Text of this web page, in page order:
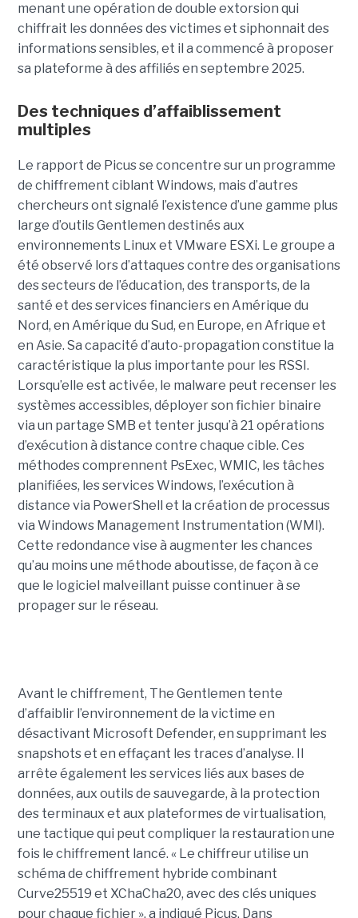
menant une opération de double extorsion qui
chiffrait les données des victimes et siphonnait des
informations sensibles, et il a commencé à proposer
sa plateforme à des affiliés en septembre 2025.
Des techniques d’affaiblissement
multiples
Le rapport de Picus se concentre sur un programme
de chiffrement ciblant Windows, mais d’autres
chercheurs ont signalé l’existence d’une gamme plus
large d’outils Gentlemen destinés aux
environnements Linux et VMware ESXi. Le groupe a
été observé lors d’attaques contre des organisations
des secteurs de l’éducation, des transports, de la
santé et des services financiers en Amérique du
Nord, en Amérique du Sud, en Europe, en Afrique et
en Asie. Sa capacité d’auto-propagation constitue la
caractéristique la plus importante pour les RSSI.
Lorsqu’elle est activée, le malware peut recenser les
systèmes accessibles, déployer son fichier binaire
via un partage SMB et tenter jusqu’à 21 opérations
d’exécution à distance contre chaque cible. Ces
méthodes comprennent PsExec, WMIC, les tâches
planifiées, les services Windows, l’exécution à
distance via PowerShell et la création de processus
via Windows Management Instrumentation (WMI).
Cette redondance vise à augmenter les chances
qu’au moins une méthode aboutisse, de façon à ce
que le logiciel malveillant puisse continuer à se
propager sur le réseau.
Avant le chiffrement, The Gentlemen tente
d’affaiblir l’environnement de la victime en
désactivant Microsoft Defender, en supprimant les
snapshots et en effaçant les traces d’analyse. Il
arrête également les services liés aux bases de
données, aux outils de sauvegarde, à la protection
des terminaux et aux plateformes de virtualisation,
une tactique qui peut compliquer la restauration une
fois le chiffrement lancé. « Le chiffreur utilise un
schéma de chiffrement hybride combinant
Curve25519 et XChaCha20, avec des clés uniques
pour chaque fichier », a indiqué Picus. Dans